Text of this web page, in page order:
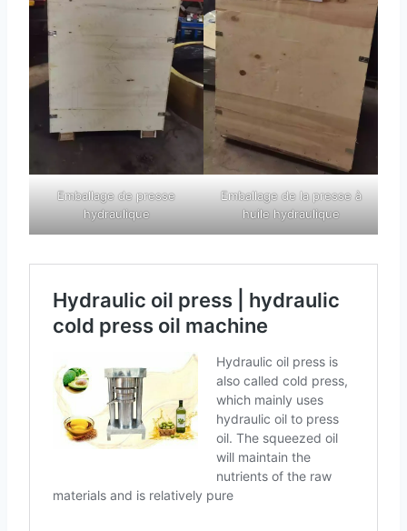
Emballage de presse
hydraulique
Emballage de la presse à
huile hydraulique